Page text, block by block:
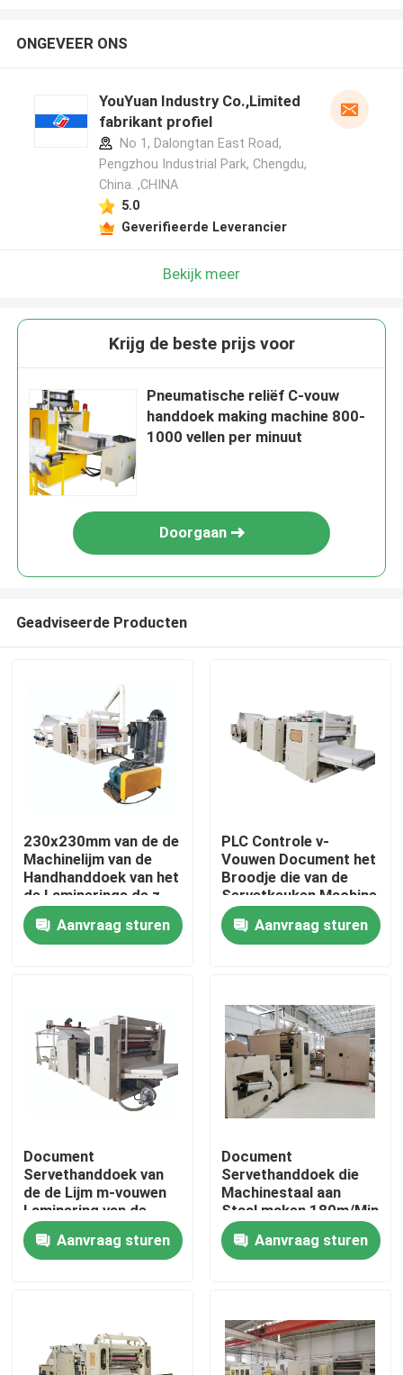
Huis
Producten
Ongeveer ons
Fabrieksreis
Contacteer ons
Nieuws
gezichtsweefselmachine
ONGEVEER ONS
YouYuan Industry Co.,Limited
fabrikant profiel
No 1, Dalongtan East Road,
Pengzhou Industrial Park, Chengdu,
China. ,CHINA
5.0
Geverifieerde Leverancier
Bekijk meer
Krijg de beste prijs voor
Pneumatische reliëf C-vouw
handdoek making machine 800-
1000 vellen per minuut
Doorgaan
Geadviseerde Producten
230x230mm van de de
Machinelijm van de
Handhanddoek van het
de Laminerings de z-
Vouwen Punt aan Punt
maken in reliëf
Aanvraag sturen
PLC Controle v-
Vouwen Document het
Broodje die van de
Servetkeuken Machine
90-100m/Min maken
Aanvraag sturen
Document
Servethanddoek van
de de Lijm m-vouwen
Laminering van de
Productiemachine
Aanvraag sturen
Document
Servethanddoek die
Machinestaal aan
Staal maken 180m/Min
in reliëf maken
Aanvraag sturen